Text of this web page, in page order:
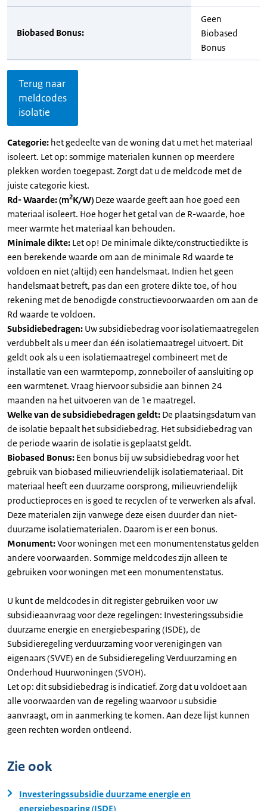
Biobased Bonus:
Geen
Biobased
Bonus
Terug naar
meldcodes
isolatie
Categorie: het gedeelte van de woning dat u met het materiaal
isoleert. Let op: sommige materialen kunnen op meerdere
plekken worden toegepast. Zorgt dat u de meldcode met de
juiste categorie kiest.
Rd- Waarde: (m2K/W) Deze waarde geeft aan hoe goed een
materiaal isoleert. Hoe hoger het getal van de R-waarde, hoe
meer warmte het materiaal kan behouden.
Minimale dikte: Let op! De minimale dikte/constructiedikte is
een berekende waarde om aan de minimale Rd waarde te
voldoen en niet (altijd) een handelsmaat. Indien het geen
handelsmaat betreft, pas dan een grotere dikte toe, of hou
rekening met de benodigde constructievoorwaarden om aan de
Rd waarde te voldoen.
Subsidiebedragen: Uw subsidiebedrag voor isolatiemaatregelen
verdubbelt als u meer dan één isolatiemaatregel uitvoert. Dit
geldt ook als u een isolatiemaatregel combineert met de
installatie van een warmtepomp, zonneboiler of aansluiting op
een warmtenet. Vraag hiervoor subsidie aan binnen 24
maanden na het uitvoeren van de 1e maatregel.
Welke van de subsidiebedragen geldt: De plaatsingsdatum van
de isolatie bepaalt het subsidiebedrag. Het subsidiebedrag van
de periode waarin de isolatie is geplaatst geldt.
Biobased Bonus: Een bonus bij uw subsidiebedrag voor het
gebruik van biobased milieuvriendelijk isolatiemateriaal. Dit
materiaal heeft een duurzame oorsprong, milieuvriendelijk
productieproces en is goed te recyclen of te verwerken als afval.
Deze materialen zijn vanwege deze eisen duurder dan niet-
duurzame isolatiematerialen. Daarom is er een bonus.
Monument:Voor woningen met een monumentenstatus gelden
andere voorwaarden. Sommige meldcodes zijn alleen te
gebruiken voor woningen met een monumentenstatus.
U kunt de meldcodes in dit register gebruiken voor uw
subsidieaanvraag voor deze regelingen: Investeringssubsidie
duurzame energie en energiebesparing (ISDE), de
Subsidieregeling verduurzaming voor verenigingen van
eigenaars (SVVE) en de Subsidieregeling Verduurzaming en
Onderhoud Huurwoningen (SVOH).
Let op: dit subsidiebedrag is indicatief. Zorg dat u voldoet aan
alle voorwaarden van de regeling waarvoor u subsidie
aanvraagt, om in aanmerking te komen. Aan deze lijst kunnen
geen rechten worden ontleend.
Zie ook
Investeringssubsidie duurzame energie en
energiebesparing (ISDE)